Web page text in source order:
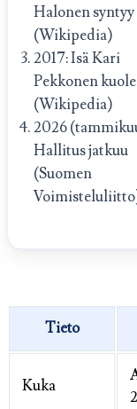
Halonen syntyy
(Wikipedia)
2017: Isä Kari
Pekkonen
(Wikipedia)
2026
Hallitus jatkuu
(Suomen
Tieto
Kuka